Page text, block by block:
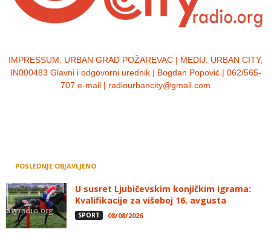
IMPRESSUM: URBAN GRAD POŽAREVAC | MEDIJ: URBAN CITY,
IN000483 Glavni i odgovorni urednik | Bogdan Popović | 062/565-
707 e-mail | radiourbancity@gmail.com
POSLEDNJE OBJAVLJENO
U susret Ljubičevskim konjičkim igrama:
Kvalifikacije za višeboj 16. avgusta
SPORT 08/08/2026